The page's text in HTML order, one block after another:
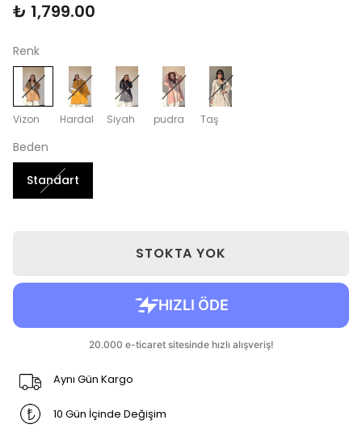
₺ 1,799.00
Renk
Vizon Hardal Siyah pudra Taş
Beden
Standart
STOKTA YOK
Aynı Gün Kargo
10 Gün İçinde Değişim